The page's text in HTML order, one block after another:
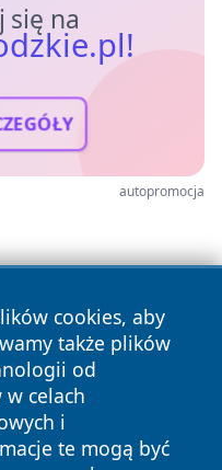
się na
autopromocja
cookies, aby
także plików
od
celach
i
te mogą być